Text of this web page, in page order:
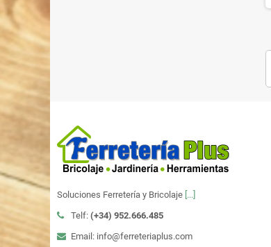
Soluciones Ferretería y Bricolaje [...]
Telf: (+34) 952.666.485
Email: info@ferreteriaplus.com